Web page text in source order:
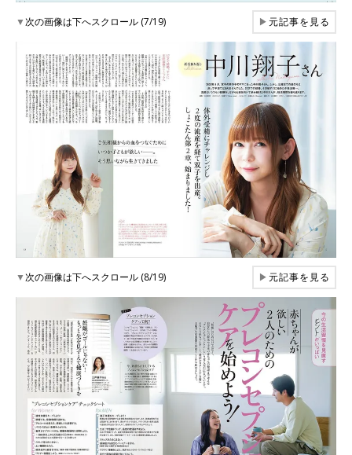
▼次の画像は下へスクロール (7/19) ▶元記事を見る
▼次の画像は下へスクロール (8/19) ▶元記事を見る